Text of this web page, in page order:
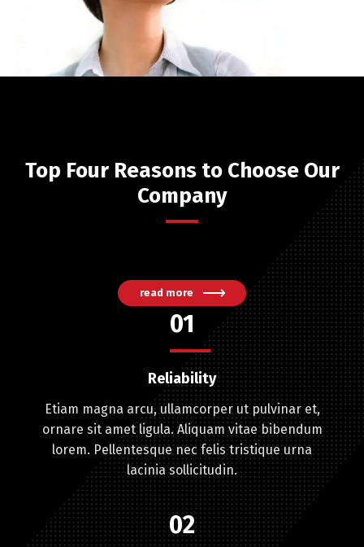
Top Four Reasons to Choose Our
Company
read more
01
Reliability
Etiam magna arcu, ullamcorper ut pulvinar et,
ornare sit amet ligula. Aliquam vitae bibendum
lorem. Pellentesque nec felis tristique urna
lacinia sollicitudin.
02